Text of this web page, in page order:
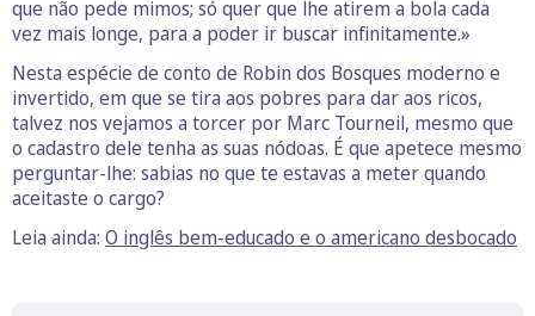
que não pede mimos; só quer que lhe atirem a bola cada
vez mais longe, para a poder ir buscar infinitamente.»
Nesta espécie de conto de Robin dos Bosques moderno e
invertido, em que se tira aos pobres para dar aos ricos,
talvez nos vejamos a torcer por Marc Tourneil, mesmo que
o cadastro dele tenha as suas nódoas. É que apetece mesmo
perguntar-lhe: sabias no que te estavas a meter quando
aceitaste o cargo?
Leia ainda: O inglês bem-educado e o americano desbocado